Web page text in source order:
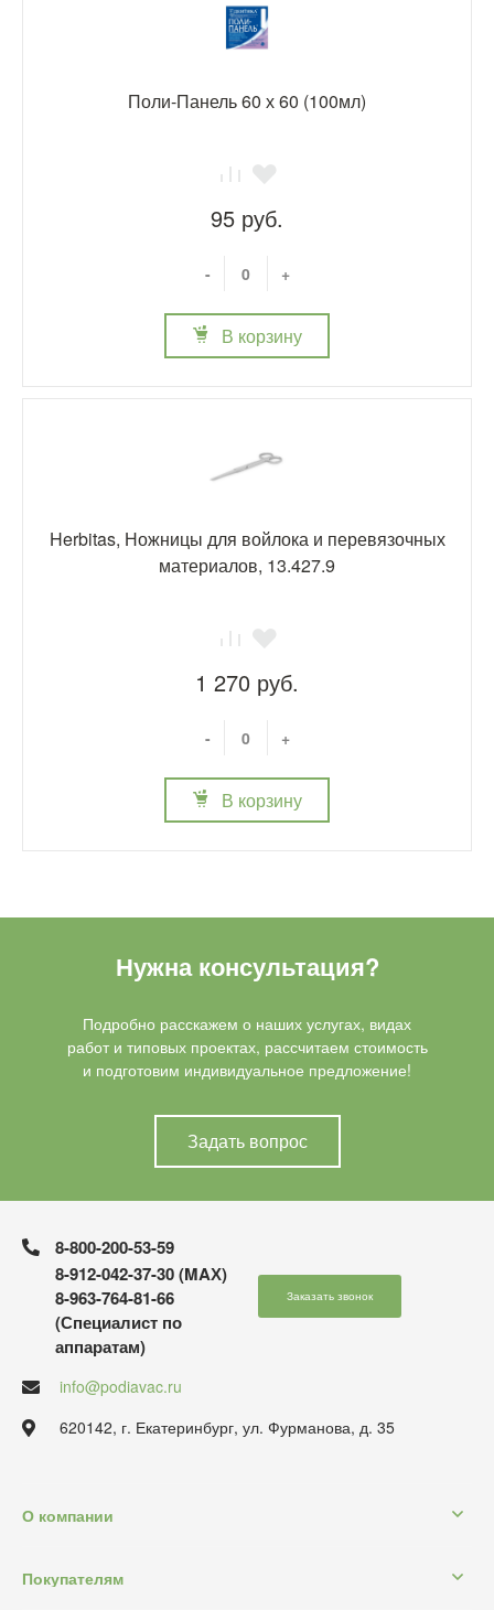
Поли-Панель 60 х 60 (100мл)
95 руб.
- +
В корзину
Herbitas, Ножницы для войлока и перевязочных
материалов, 13.427.9
1 270 руб.
- +
В корзину
Нужна консультация?
Подробно расскажем о наших услугах, видах
работ и типовых проектах, рассчитаем стоимость
и подготовим индивидуальное предложение!
Задать вопрос
8-800-200-53-59
8-912-042-37-30 (MAХ)
8-963-764-81-66
(Специалист по
аппаратам)
Заказать звонок
info@podiavac.ru
620142, г. Екатеринбург, ул. Фурманова, д. 35
О компании
Покупателям